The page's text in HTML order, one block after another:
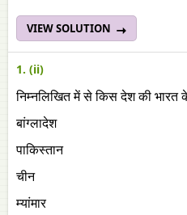
VIEW SOLUTION
1. (ii)
निम्नलिखित में से किस देश की
बांग्लादेश
पाकिस्तान
चीन
म्यांमार